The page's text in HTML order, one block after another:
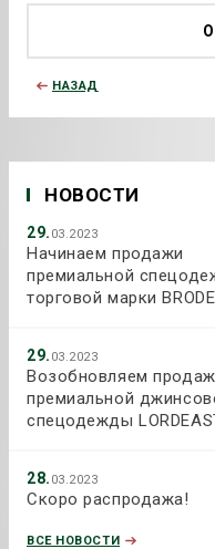
НОВОСТИ
29. 03.2023
Начинаем продажи
премиальной
торговой марки
29. 03.2023
Возобновляем
премиальной
спецодежды
28. 03.2023
Скоро распродажа!
ВСЕ НОВОСТИ
НАЗАД